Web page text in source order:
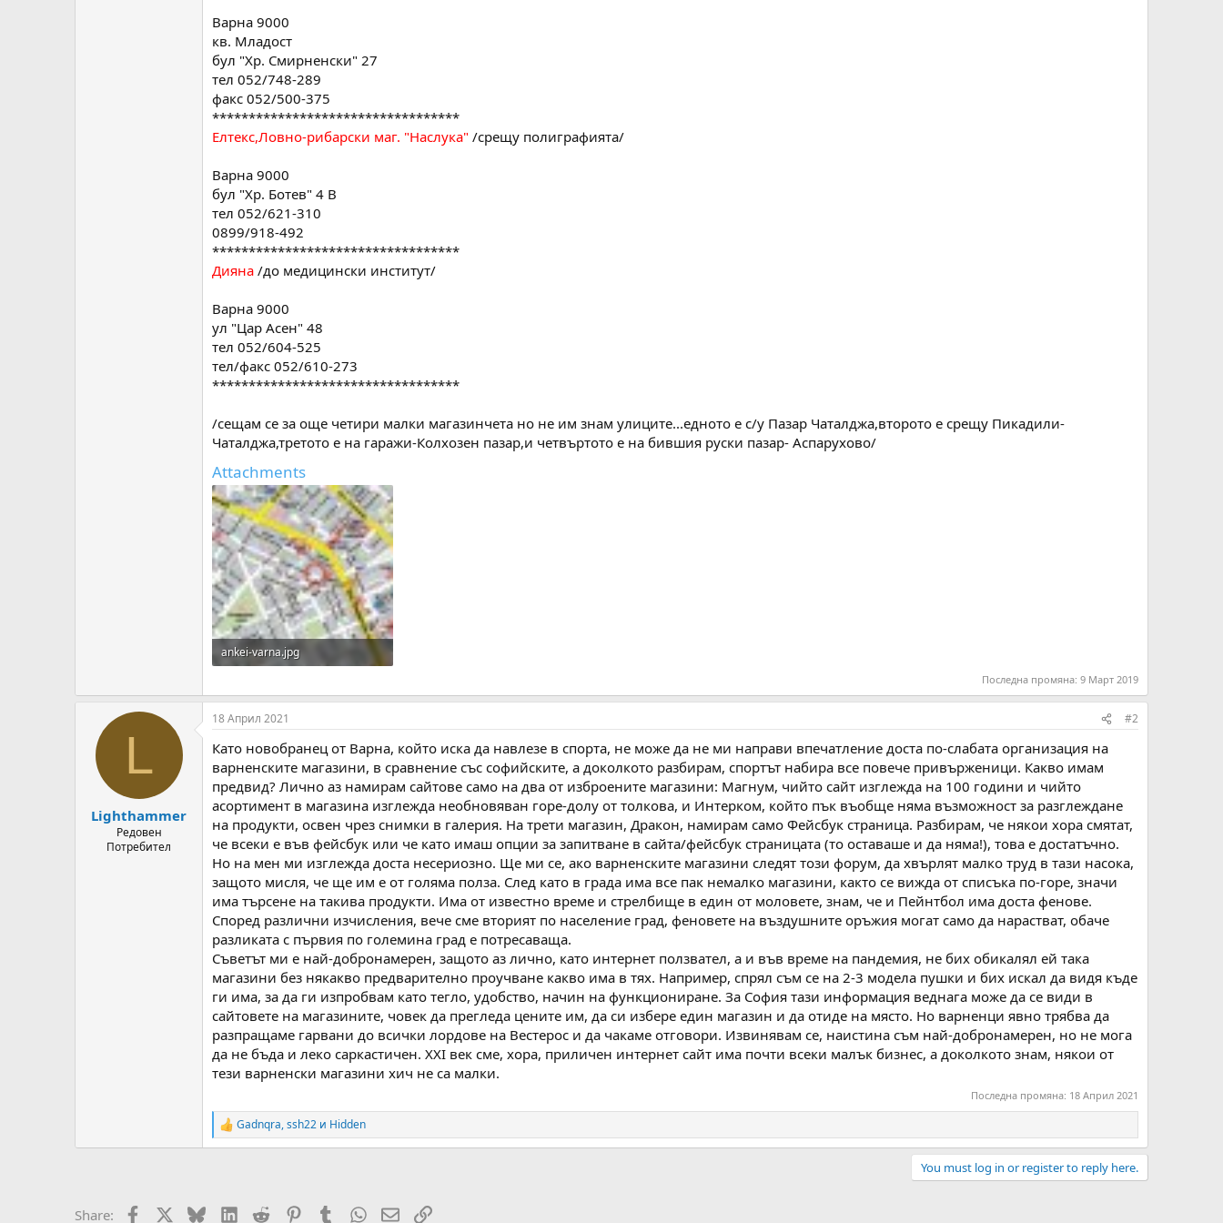
Варна 9000
кв. Младост
бул "Хр. Смирненски" 27
тел 052/748-289
факс 052/500-375
**********************************
Елтекс,Ловно-рибарски маг. "Наслука" /срещу полиграфията/
Варна 9000
бул "Хр. Ботев" 4 В
тел 052/621-310
0899/918-492
**********************************
Дияна /до медицински институт/
Варна 9000
ул "Цар Асен" 48
тел 052/604-525
тел/факс 052/610-273
**********************************
/сещам се за още четири малки магазинчета но не им знам улиците...едното е с/у Пазар Чаталджа,второто е срещу Пикадили-
Чаталджа,третото е на гаражи-Колхозен пазар,и четвъртото е на бившия руски пазар- Аспарухово/
Attachments
ankei-varna.jpg
Последна промяна: 9 Март 2019
L
Lighthammer
Редовен
Потребител
18 Април 2021 #2
Като новобранец от Варна, който иска да навлезе в спорта, не може да не ми направи впечатление доста по-слабата организация на
варненските магазини, в сравнение със софийските, а доколкото разбирам, спортът набира все повече привърженици. Какво имам
предвид? Лично аз намирам сайтове само на два от изброените магазини: Магнум, чийто сайт изглежда на 100 години и чийто
асортимент в магазина изглежда необновяван горе-долу от толкова, и Интерком, който пък въобще няма възможност за разглеждане
на продукти, освен чрез снимки в галерия. На трети магазин, Дракон, намирам само Фейсбук страница. Разбирам, че някои хора смятат,
че всеки е във фейсбук или че като имаш опции за запитване в сайта/фейсбук страницата (то оставаше и да няма!), това е достатъчно.
Но на мен ми изглежда доста несериозно. Ще ми се, ако варненските магазини следят този форум, да хвърлят малко труд в тази насока,
защото мисля, че ще им е от голяма полза. След като в града има все пак немалко магазини, както се вижда от списъка по-горе, значи
има търсене на такива продукти. Има от известно време и стрелбище в един от моловете, знам, че и Пейнтбол има доста фенове.
Според различни изчисления, вече сме вторият по население град, феновете на въздушните оръжия могат само да нарастват, обаче
разликата с първия по големина град е потресаваща.
Съветът ми е най-добронамерен, защото аз лично, като интернет ползвател, а и във време на пандемия, не бих обикалял ей така
магазини без някакво предварително проучване какво има в тях. Например, спрял съм се на 2-3 модела пушки и бих искал да видя къде
ги има, за да ги изпробвам като тегло, удобство, начин на функциониране. За София тази информация веднага може да се види в
сайтовете на магазините, човек да прегледа цените им, да си избере един магазин и да отиде на място. Но варненци явно трябва да
разпращаме гарвани до всички лордове на Вестерос и да чакаме отговори. Извинявам се, наистина съм най-добронамерен, но не мога
да не бъда и леко саркастичен. XXI век сме, хора, приличен интернет сайт има почти всеки малък бизнес, а доколкото знам, някои от
тези варненски магазини хич не са малки.
Последна промяна: 18 Април 2021
R
e
o
Gadnqra,ssh22 и Hidden
You must log in or register to reply here.
Share: Facebook BlueskyLinkedIn
Reddit PinterestTumblrWhatsApp
EmailВмъкни URL връзка